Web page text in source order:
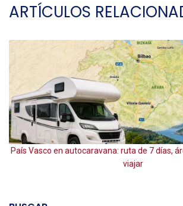
ARTÍCULOS
País Vasco en autocaravana: ruta de 7 días,
viajar